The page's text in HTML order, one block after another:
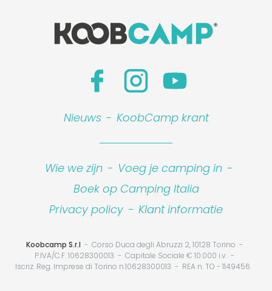
Nieuws - KoobCamp krant
Wie we zijn - Voeg je camping in -
Boek op Camping Italia
Privacy policy - Klant informatie
Koobcamp S.r.l
Corso Duca degli Abruzzi 2, 10128 Torino
P.IVA/C.F. 10628300013
Capitale Sociale € 10.000 i.v.
Iscriz. Reg. Imprese di Torino n.10628300013
REA n. TO - 1149456